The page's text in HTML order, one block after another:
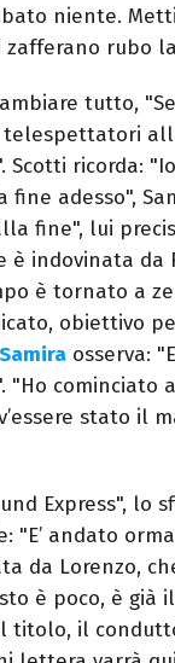
niente.
rubo
tutto,
telespettatori
Scotti ricorda:
fine adesso",
fine", lui
indovinata da
è tornato a
obiettivo
Samira osserva:
"Ho cominciato
stato il
Express", lo
"E’ andato
da Lorenzo,
è poco, è già
titolo, il